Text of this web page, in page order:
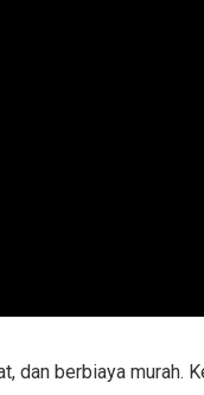
dan berbiaya murah.